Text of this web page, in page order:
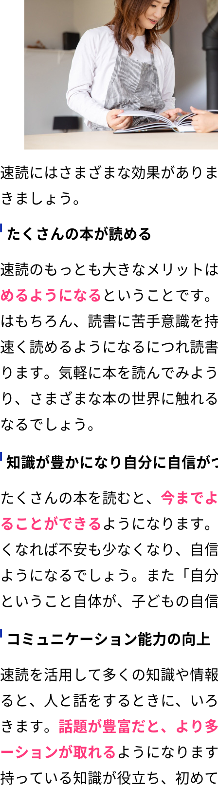
速読にはさまざまな効果があり
きましょう。
たくさんの本が読める
速読のもっとも大きなメリット
めるようになる ということです
はもちろん、読書に苦手意識を
速く読めるようになるにつれ読
ります。気軽に本を読んでみよ
り、さまざまな本の世界に触れ
なるでしょう。
知識が豊かになり自分に自信が
たくさんの本を読むと、 今まで
ることができるようになります
くなれば不安も少なくなり、自
ようになるでしょう。また「自
ということ自体が、子どもの自
コミュニケーション能力の向上
速読を活用して多くの知識や情
ると、人と話をするときに、い
きます。 話題が豊富だと、より
ーションが取れるようになりま
持っている知識が役立ち、初め